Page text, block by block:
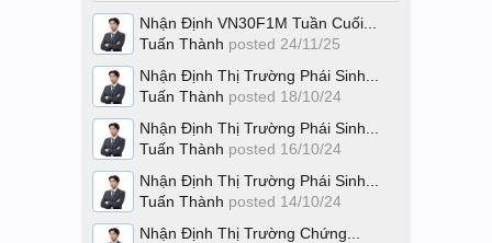
Nhận Định VN30F1M Tuần Cuối...
Tuấn Thành posted 24/11/25
Nhận Định Thị Trường Phái Sinh...
Tuấn Thành posted 18/10/24
Nhận Định Thị Trường Phái Sinh...
Tuấn Thành posted 16/10/24
Nhận Định Thị Trường Phái Sinh...
Tuấn Thành posted 14/10/24
Nhận Định Thị Trường Chứng...